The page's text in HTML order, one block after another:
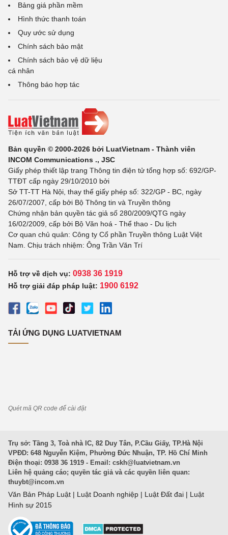
Bảng giá phần mềm
Hình thức thanh toán
Quy ước sử dụng
Chính sách bảo mật
Chính sách bảo vệ dữ liệu
cá nhân
Thông báo hợp tác
Bản quyền © 2000-2026 bởi LuatVietnam - Thành viên
INCOM Communications ., JSC
Giấy phép thiết lập trang Thông tin điện tử tổng hợp số: 692/GP-
TTĐT cấp ngày 29/10/2010 bởi
Sở TT-TT Hà Nội, thay thế giấy phép số: 322/GP - BC, ngày
26/07/2007, cấp bởi Bộ Thông tin và Truyền thông
Chứng nhận bản quyền tác giả số 280/2009/QTG ngày
16/02/2009, cấp bởi Bộ Văn hoá - Thể thao - Du lịch
Cơ quan chủ quản: Công ty Cổ phần Truyền thông Luật Việt
Nam. Chịu trách nhiệm: Ông Trần Văn Trí
Hỗ trợ về dịch vụ: 0938 36 1919
Hỗ trợ giải đáp pháp luật: 1900 6192
TẢI ỨNG DỤNG LUATVIETNAM
Quét mã QR code để cài đặt
Trụ sở: Tầng 3, Toà nhà IC, 82 Duy Tân, P.Cầu Giấy, TP.Hà Nội
VPĐD: 648 Nguyễn Kiệm, Phường Đức Nhuận, TP. Hồ Chí Minh
Điện thoại: 0938 36 1919 - Email: cskh@luatvietnam.vn
Liên hệ quảng cáo; quyền tác giả và các quyền liên quan:
thuybt@incom.vn
Văn Bản Pháp Luật | Luật Doanh nghiệp | Luật Đất đai | Luật
Hình sự 2015